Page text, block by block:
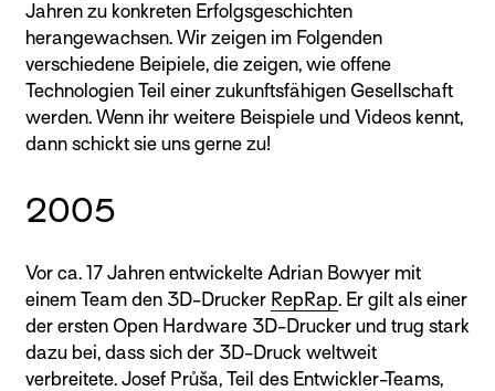
Jahren zu konkreten Erfolgsgeschichten
herangewachsen. Wir zeigen im Folgenden
verschiedene Beipiele, die zeigen, wie offene
Technologien Teil einer zukunftsfähigen Gesellschaft
werden. Wenn ihr weitere Beispiele und Videos kennt,
dann schickt sie uns gerne zu!
2005
Vor ca. 17 Jahren entwickelte Adrian Bowyer mit
einem Team den 3D-Drucker RepRap. Er gilt als einer
der ersten Open Hardware 3D-Drucker und trug stark
dazu bei, dass sich der 3D-Druck weltweit
verbreitete. Josef Průša, Teil des Entwickler-Teams,